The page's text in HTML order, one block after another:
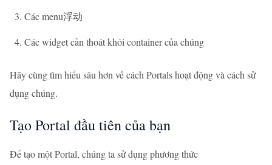
Các menu浮动
Các widget cần thoát khỏi container của chúng
Hãy cùng tìm hiểu sâu hơn về cách Portals hoạt động và cách sử
dụng chúng.
Tạo Portal đầu tiên của bạn
Để tạo một Portal, chúng ta sử dụng phương thức